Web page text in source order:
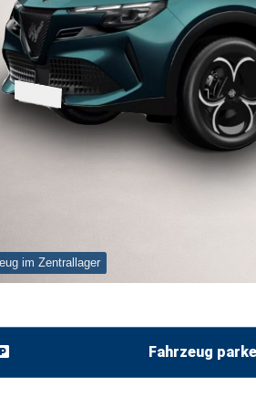
im Zentrallager
Fahrzeug